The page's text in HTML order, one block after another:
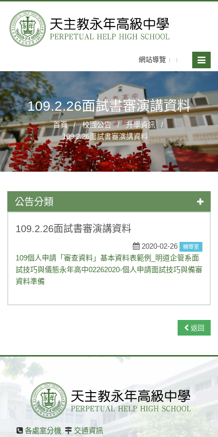
網站導覽
Toggle
109.2.26面試書審演講資料
首頁 校園公告
升學資訊
109.2.26面試書審演講資料
公告分類
媒體報導
榮譽榜
活動競賽
重要訊息
108課綱
永年菜單
109.2.26面試書審演講資料
2020-02-26 輔導室
109個人申請「審查資料」基本資料表範例_明道企管系面
試技巧與儀態永年高中02262020-個人申請面試技巧與備審
資料準備
返回
各處室分機 交通資訊